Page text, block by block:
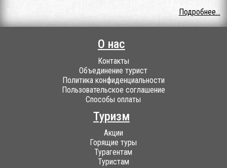
Подробнее...
О нас
Контакты
Объединение турист
Политика конфиденциальности
Пользовательское соглашение
Способы оплаты
Туризм
Акции
Горящие туры
Турагентам
Туристам